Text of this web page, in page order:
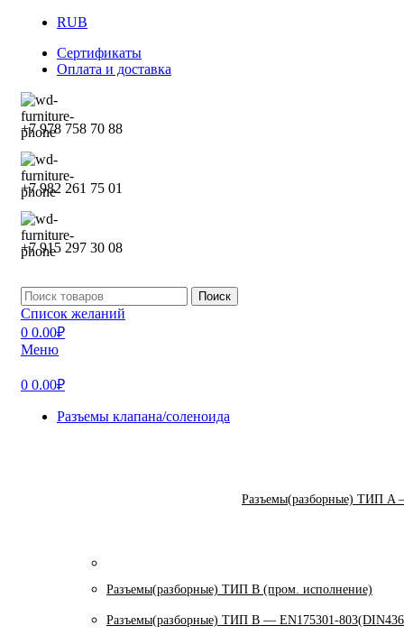
RUB
Сертификаты
Оплата и доставка
+7 978 758 70 88
+7 982 261 75 01
+7 915 297 30 08
Поиск
Список желаний
0 0.00₽
Меню
0 0.00₽
Разъемы клапана/соленоида
Разъемы(разборные) ТИП A
Разъемы(разборные) ТИП В (пром. исполнение)
Разъемы(разборные) ТИП B — EN175301-